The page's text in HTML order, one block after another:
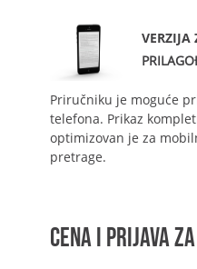
VERZIJA
Priručniku je moguće
telefona. Prikaz
optimizovan je za
pretrage.
CENA I PRIJAVA